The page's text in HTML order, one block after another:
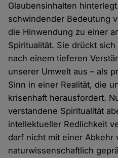
Glaubensinhalten
schwindender Bedeutung
die Hinwendung zu einer
Spiritualität. Sie drückt
nach einem tieferen
unserer Umwelt aus – als
Sinn in einer Realität, die
krisenhaft herausfordert.
verstandene Spiritualität
intellektueller Redlichkeit
darf nicht mit einer Abkehr
naturwissenschaftlich